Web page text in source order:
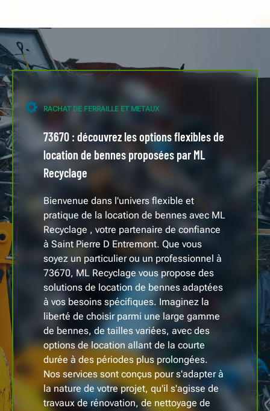
RACHAT DE FERRAILLE ET METAUX
73670 : découvrez les options flexibles de
location de bennes proposées par ML
Recyclage
Bienvenue dans l'univers flexible et
pratique de la location de bennes avec ML
Recyclage , votre partenaire de confiance
à Saint Pierre D Entremont. Que vous
soyez un particulier ou un professionnel à
73670, ML Recyclage vous propose des
solutions de location de bennes adaptées
à vos besoins spécifiques. Imaginez la
liberté de choisir parmi une large gamme
de bennes, de tailles variées, avec des
options de location allant de la courte
durée à des périodes plus prolongées.
Nos services sont conçus pour s'adapter à
la nature de votre projet, qu'il s'agisse de
travaux de rénovation, de nettoyage de